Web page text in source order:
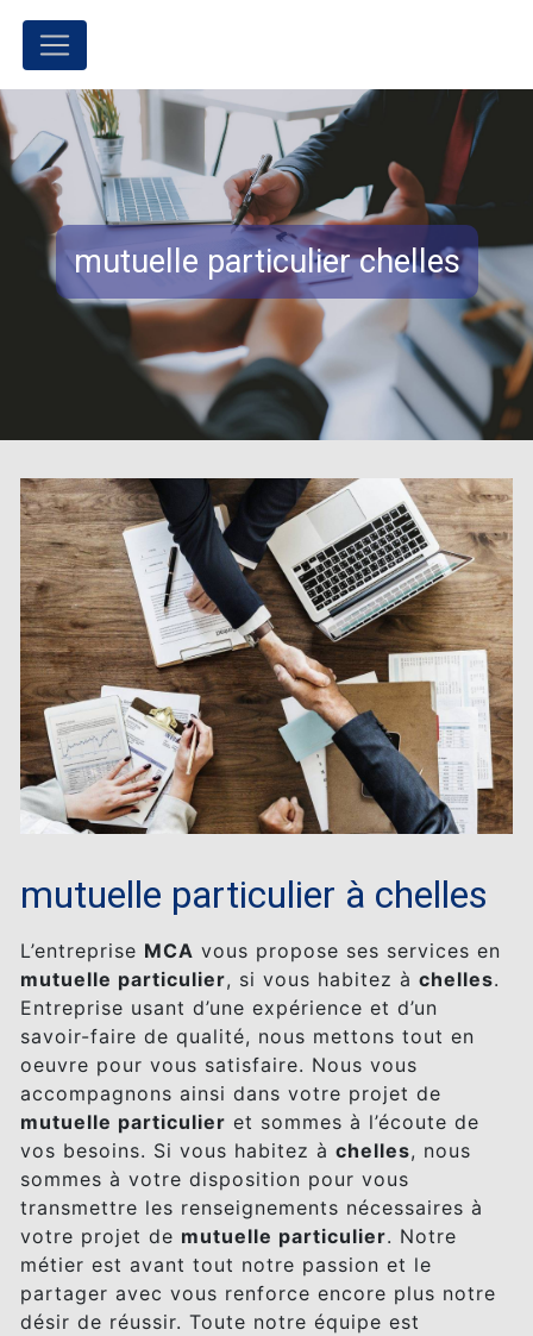
Panneau de gestion des cookies
mutuelle particulier chelles
mutuelle particulier à chelles
L’entreprise MCA vous propose ses services en
mutuelle particulier, si vous habitez à chelles.
Entreprise usant d’une expérience et d’un
savoir-faire de qualité, nous mettons tout en
oeuvre pour vous satisfaire. Nous vous
accompagnons ainsi dans votre projet de
mutuelle particulier et sommes à l’écoute de
vos besoins. Si vous habitez à chelles, nous
sommes à votre disposition pour vous
transmettre les renseignements nécessaires à
votre projet de mutuelle particulier. Notre
métier est avant tout notre passion et le
partager avec vous renforce encore plus notre
désir de réussir. Toute notre équipe est